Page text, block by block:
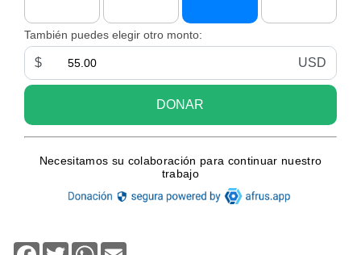
Facebook
TwitterWhatsApp